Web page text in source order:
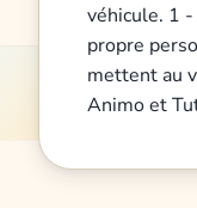
véhicule. 1
propre
mettent au
Animo et